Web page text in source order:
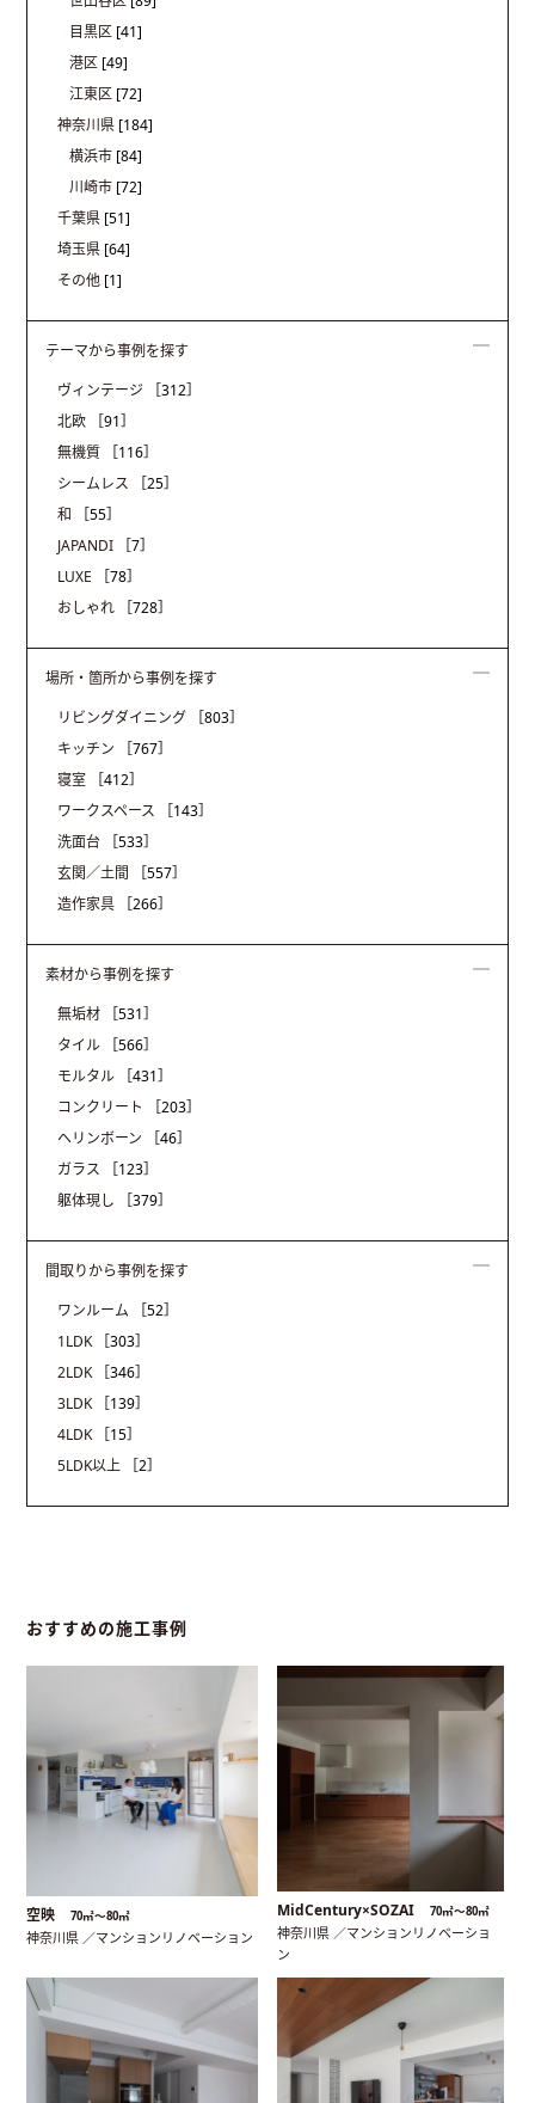
目黒区 [41]
港区 [49]
江東区 [72]
神奈川県 [184]
横浜市 [84]
川崎市 [72]
千葉県 [51]
埼玉県 [64]
その他 [1]
テーマから事例を探す
ヴィンテージ
［312］
北欧
［91］
無機質
［116］
シームレス
［25］
和
［55］
JAPANDI
［7］
LUXE
［78］
おしゃれ
［728］
場所・箇所から事例を探す
リビングダイニング
［803］
キッチン
［767］
寝室
［412］
ワークスペース
［143］
洗面台
［533］
玄関／土間
［557］
造作家具
［266］
素材から事例を探す
無垢材
［531］
タイル
［566］
モルタル
［431］
コンクリート
［203］
ヘリンボーン
［46］
ガラス
［123］
躯体現し
［379］
間取りから事例を探す
ワンルーム
［52］
1LDK
［303］
2LDK
［346］
3LDK
［139］
4LDK
［15］
5LDK以上
［2］
おすすめの施工事例
空映 70㎡〜80㎡
神奈川県 ／マンションリノベーション
MidCentury×SOZAI 70㎡〜80㎡
神奈川県 ／マンションリノベーショ
ン